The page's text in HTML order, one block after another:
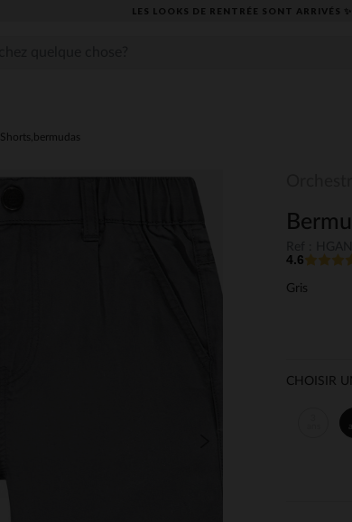
LES LOOKS DE RENTRÉE SONT ARRIVÉS ✨
Shorts,bermudas
4.6
Gris
CHOISIR